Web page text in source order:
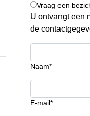
Vraag een
U ontvangt een
de
Naam*
E-mail*